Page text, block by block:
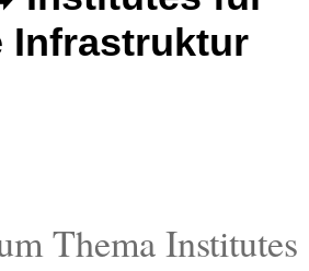
Infrastruktur
Thema Institutes